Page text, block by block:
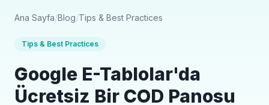
Ana Sayfa/Blog/Tips & Best Practices
Tips & Best Practices
Google E-Tablolar'da
Ücretsiz Bir COD Panosu